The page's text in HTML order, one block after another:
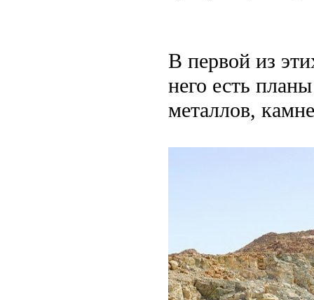
В первой из
него есть
металлов,